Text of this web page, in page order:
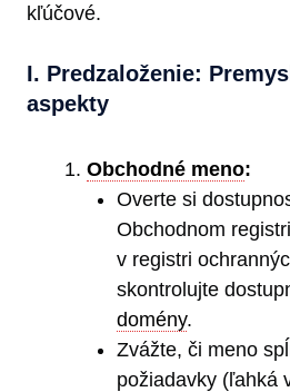
kľúčové.
I. Predzaloženie:
aspekty
Obchodné meno:
Overte si
Obchodnom
v registri
skontrolujte
domény.
Zvážte, či meno
požiadavky (ľahká